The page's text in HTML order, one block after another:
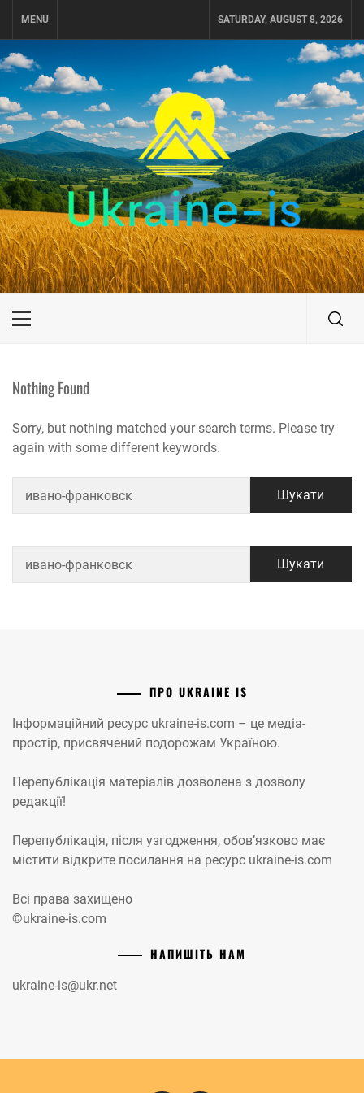
MENU SATURDAY, AUGUST 8, 2026
UKRAINE-IS
ПОДОРОЖI ПО УКРАЇНІ
Primary
Nothing Found
Sorry, but nothing matched your search terms. Please try
again with some different keywords.
ПРО UKRAINE IS
Інформаційний ресурс ukraine-is.com – це медіа-
простір, присвячений подорожам Україною.
Перепублікація матеріалів дозволена з дозволу
редакції!
Перепублікація, після узгодження, обов’язково має
містити відкрите посилання на ресурс ukraine-is.com
Всі права захищено
©ukraine-is.com
НАПИШІТЬ НАМ
ukraine-is@ukr.net